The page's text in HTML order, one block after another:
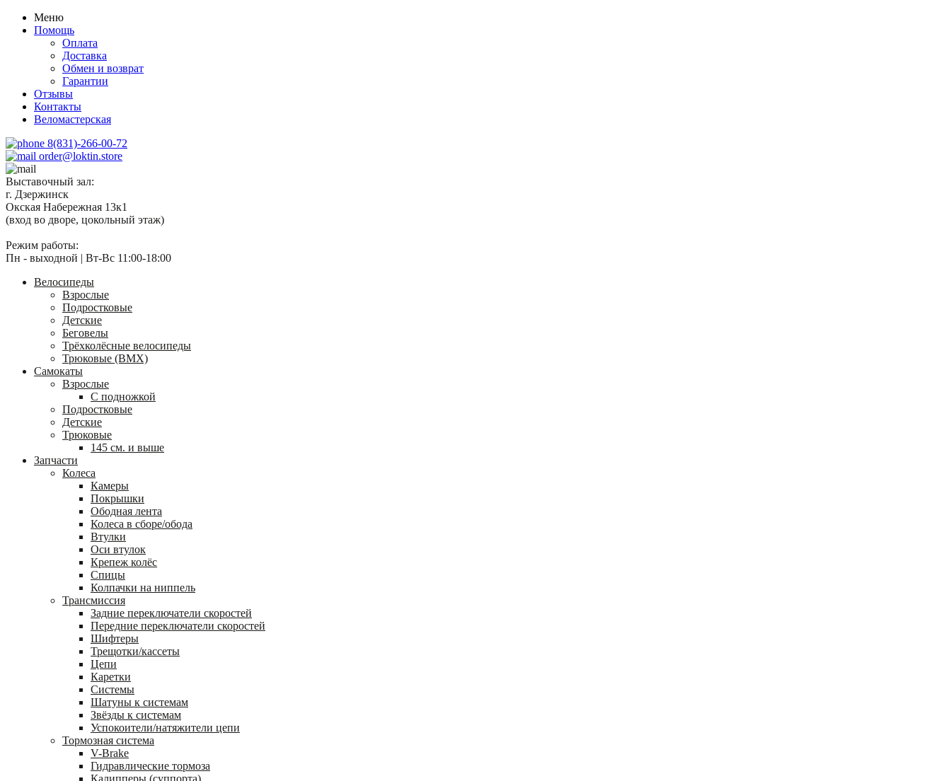
Меню
Помощь
Оплата
Доставка
Обмен и возврат
Гарантии
Отзывы
Контакты
Веломастерская
8(831)-266-00-72
order@loktin.store
Выставочный зал:
г. Дзержинск
Окская Набережная 13к1
(вход во дворе, цокольный этаж)
Режим работы:
Пн - выходной | Вт-Вс 11:00-18:00
Велосипеды
Взрослые
Подростковые
Детские
Беговелы
Трёхколёсные велосипеды
Трюковые (BMX)
Самокаты
Взрослые
С подножкой
Подростковые
Детские
Трюковые
145 см. и выше
Запчасти
Колеса
Камеры
Покрышки
Ободная лента
Колеса в сборе/обода
Втулки
Оси втулок
Крепеж колёс
Спицы
Колпачки на ниппель
Трансмиссия
Задние переключатели скоростей
Передние переключатели скоростей
Шифтеры
Трещотки/кассеты
Цепи
Каретки
Системы
Шатуны к системам
Звёзды к системам
Успокоители/натяжители цепи
Тормозная система
V-Brake
Гидравлические тормоза
Калипперы (суппорта)